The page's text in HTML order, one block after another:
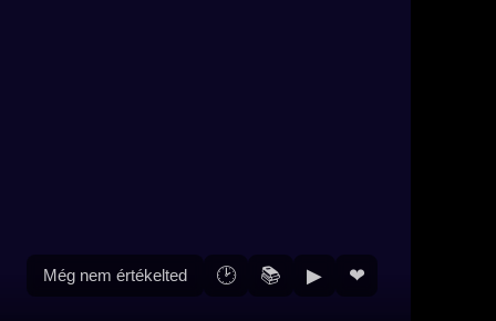
Még nem értékelted 🕑 📚 ▶ ❤